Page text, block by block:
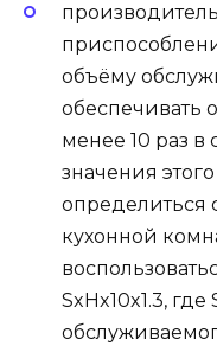
объёму
обеспечивать
менее 10 раз в
значения
определиться
кухонной
SxHx10x1.3,